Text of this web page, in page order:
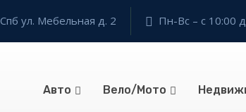
Спб ул. Мебельная д. 2 Пн-Вс – с 10:00
Авто Вело/Мото